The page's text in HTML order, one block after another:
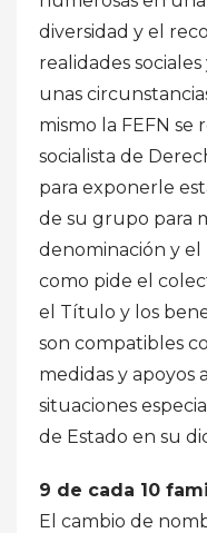
diversidad y el
realidades
unas
mismo la FEFN
socialista de
para exponerle
de su grupo para
denominación y
como pide el
el Título y los
son compatibles
medidas y apoyos
situaciones
de Estado en su
9 de cada 10
El cambio de